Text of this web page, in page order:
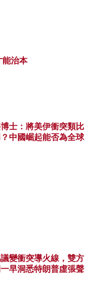
能治本
士：將美伊衝突類比
中國崛起能否為全球
變衝突導火線，雙方
早洞悉特朗普虛張聲